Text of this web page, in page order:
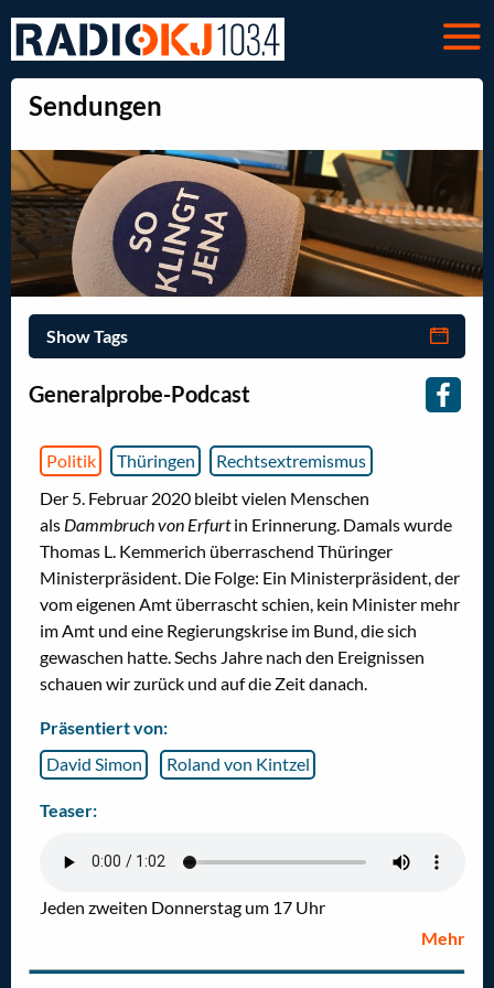
Sendungen
Show Tags
Generalprobe-Podcast
Politik Thüringen
Rechtsextremismus
Der 5. Februar 2020 bleibt vielen Menschen
als Dammbruch von Erfurtin Erinnerung. Damals wurde
Thomas L. Kemmerich überraschend Thüringer
Ministerpräsident. Die Folge: Ein Ministerpräsident, der
vom eigenen Amt überrascht schien, kein Minister mehr
im Amt und eine Regierungskrise im Bund, die sich
gewaschen hatte. Sechs Jahre nach den Ereignissen
schauen wir zurück und auf die Zeit danach.
Präsentiert von:
David Simon
Roland von Kintzel
Teaser:
Jeden zweiten Donnerstag um 17 Uhr
Mehr